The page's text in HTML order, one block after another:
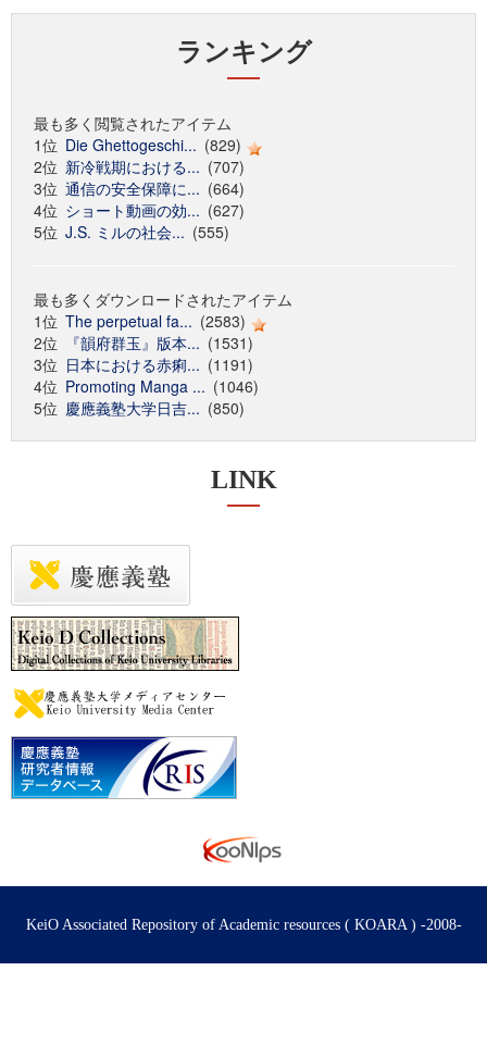
ランキング
最も多く閲覧されたアイテム
1位 Die Ghettogeschi... (829)
2位 新冷戦期における... (707)
3位 通信の安全保障に... (664)
4位 ショート動画の効... (627)
5位 J.S. ミルの社会... (555)
最も多くダウンロードされたアイテム
1位 The perpetual fa... (2583)
2位
『韻府群玉』版本... (1531)
3位 日本における赤痢... (1191)
4位 Promoting Manga ... (1046)
5位 慶應義塾大学日吉... (850)
LINK
KeiO Associated Repository of Academic resources ( KOARA ) -2008-